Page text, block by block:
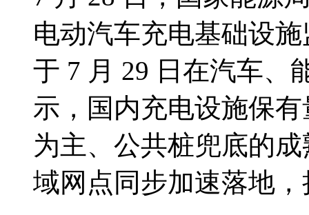
电动汽车充电基础设
于 7 月 29 日在汽车、
示，国内充电设施保
为主、公共桩兜底的
域网点同步加速落地，